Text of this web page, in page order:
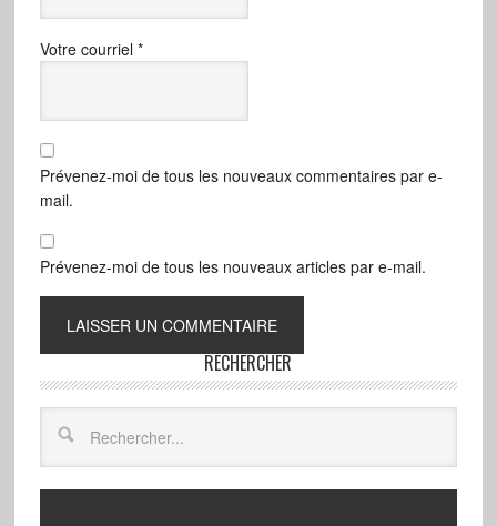
Votre courriel *
Prévenez-moi de tous les nouveaux commentaires par e-
mail.
Prévenez-moi de tous les nouveaux articles par e-mail.
RECHERCHER